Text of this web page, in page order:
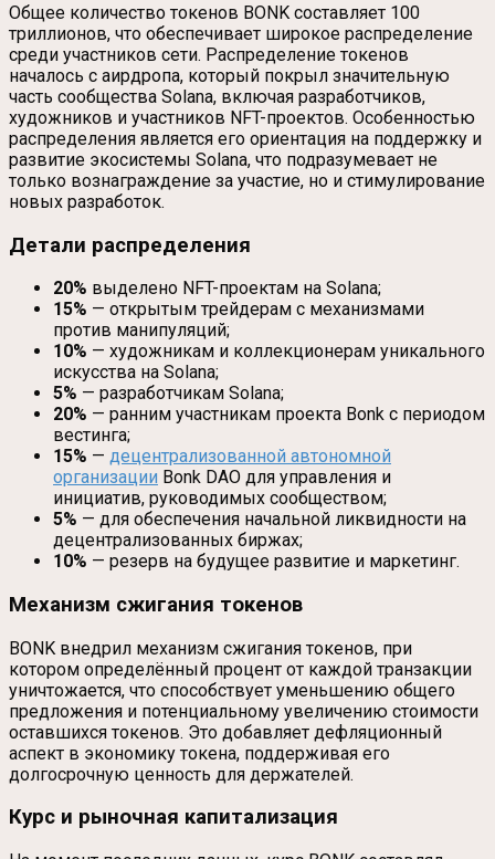
Общее количество токенов BONK составляет 100
триллионов, что обеспечивает широкое распределение
среди участников сети. Распределение токенов
началось с аирдропа, который покрыл значительную
часть сообщества Solana, включая разработчиков,
художников и участников NFT-проектов. Особенностью
распределения является его ориентация на поддержку и
развитие экосистемы Solana, что подразумевает не
только вознаграждение за участие, но и стимулирование
новых разработок.
Детали распределения
20% выделено NFT-проектам на Solana;
15% — открытым трейдерам с механизмами
против манипуляций;
10% — художникам и коллекционерам уникального
искусства на Solana;
5% — разработчикам Solana;
20% — ранним участникам проекта Bonk с периодом
вестинга;
15% — децентрализованной автономной
организации Bonk DAO для управления и
инициатив, руководимых сообществом;
5% — для обеспечения начальной ликвидности на
децентрализованных биржах;
10% — резерв на будущее развитие и маркетинг.
Механизм сжигания токенов
BONK внедрил механизм сжигания токенов, при
котором определённый процент от каждой транзакции
уничтожается, что способствует уменьшению общего
предложения и потенциальному увеличению стоимости
оставшихся токенов. Это добавляет дефляционный
аспект в экономику токена, поддерживая его
долгосрочную ценность для держателей.
Курс и рыночная капитализация